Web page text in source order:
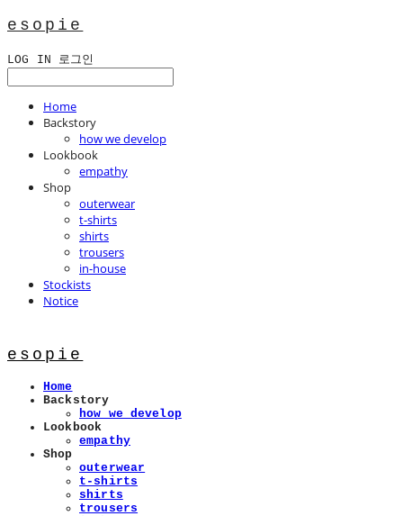
esopie
LOG IN 로그인
Home
Backstory
how we develop
Lookbook
empathy
Shop
outerwear
t-shirts
shirts
trousers
in-house
Stockists
Notice
esopie
Home
Backstory
how we develop
Lookbook
empathy
Shop
outerwear
t-shirts
shirts
trousers